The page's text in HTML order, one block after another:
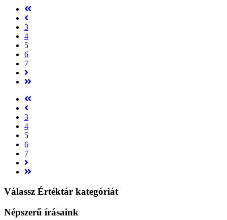
3
4
5
6
7
3
4
5
6
7
Válassz Értéktár kategóriát
Népszerű írásaink